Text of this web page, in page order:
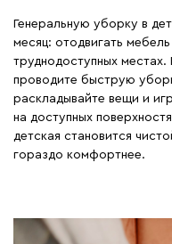
Генеральную уборку в
месяц: отодвигать
труднодоступных
проводите быструю
раскладывайте вещи и
на доступных
детская становится
гораздо комфортнее.